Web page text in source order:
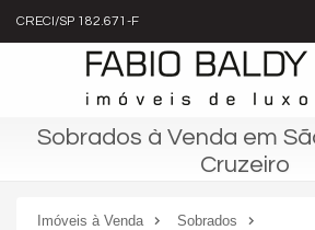
CRECI/SP 182.671-F
Sobrados à Venda em
Cruzeiro
Imóveis à Venda Sobrados